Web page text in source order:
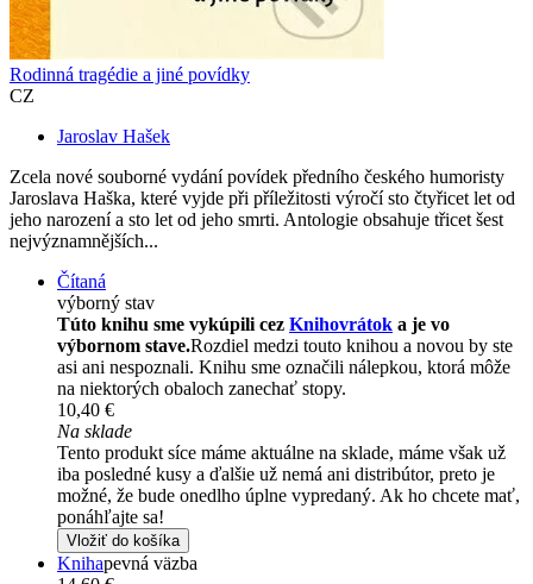
Rodinná tragédie a jiné povídky
CZ
Jaroslav Hašek
Zcela nové souborné vydání povídek předního českého humoristy
Jaroslava Haška, které vyjde při příležitosti výročí sto čtyřicet let od
jeho narození a sto let od jeho smrti. Antologie obsahuje třicet šest
nejvýznamnějších...
Čítaná
výborný stav
Túto knihu sme vykúpili cez Knihovrátok a je vo
výbornom stave.Rozdiel medzi touto knihou a novou by ste
asi ani nespoznali. Knihu sme označili nálepkou, ktorá môže
na niektorých obaloch zanechať stopy.
10,40 €
Na sklade
Tento produkt síce máme aktuálne na sklade, máme však už
iba posledné kusy a ďalšie už nemá ani distribútor, preto je
možné, že bude onedlho úplne vypredaný. Ak ho chcete mať,
ponáhľajte sa!
Vložiť do košíka
Knihapevná väzba